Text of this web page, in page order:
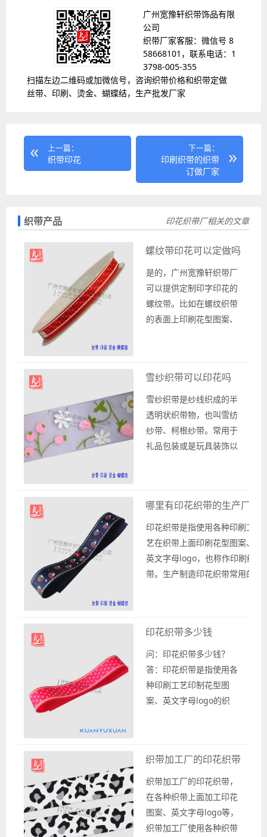
广州宽豫轩织带饰品有限
公司
织带厂家客服：微信号 8
58668101，联系电话：1
3798-005-355
扫描左边二维码或加微信号，咨询织带价格和织带定做
丝带、印刷、烫金、蝴蝶结，生产批发厂家
上一篇：
织带印花
下一篇：
印刷织带的织带
订做厂家
织带产品 印花织带厂相关的文章
螺纹带印花可以定做吗
是的，广州宽豫轩织带厂
可以提供定制印字印花的
螺纹带。比如在螺纹织带
的表面上印刷花型图案、
司名称或是商标以及电话
号码等信息。在织带的表
面上印花方法包括热转
印、丝印和烫印等，一般
是根据需求选择适合的印
雪纱织带可以印花吗
雪纱织带是纱线织成的半
透明状织带物，也叫雪纺
纱带、柯根纱带。常用于
礼品包装或是玩具装饰以
喜爱。一般常用的雪纱织
带有两种材质的纱线织
成，一种是尼龙纱线织成
的雪纱织带，另外一种是
涤纶纱线织成的雪纱带。
哪里有印花织带的生产厂家
印花织带是指使用各种印刷工
艺在织带上面印刷花型图案、
英文字母logo，也称作印刷织
带。生产制造印花织带常用的
用的，也是比较常见的印刷工
艺。在各种织带上面都是印刷
花型图案、英文字母logo，非
常方便。 那么哪里有印花织带
的生产厂...
印花织带多少钱
问：印花织带多少钱？
答：印花织带是指使用各
种印刷工艺印制花型图
案、英文字母logo的织
种印刷工艺生产的印刷织
带。 印花织带的价格是根
据相应的织带，以及印刷
工艺，还有印花的图案等
详细参数所决定的。也就
织带加工厂的印花织带
织带加工厂的印花织带，
在各种织带上面加工印花
图案、英文字母logo等，
织带加工厂使用各种织带